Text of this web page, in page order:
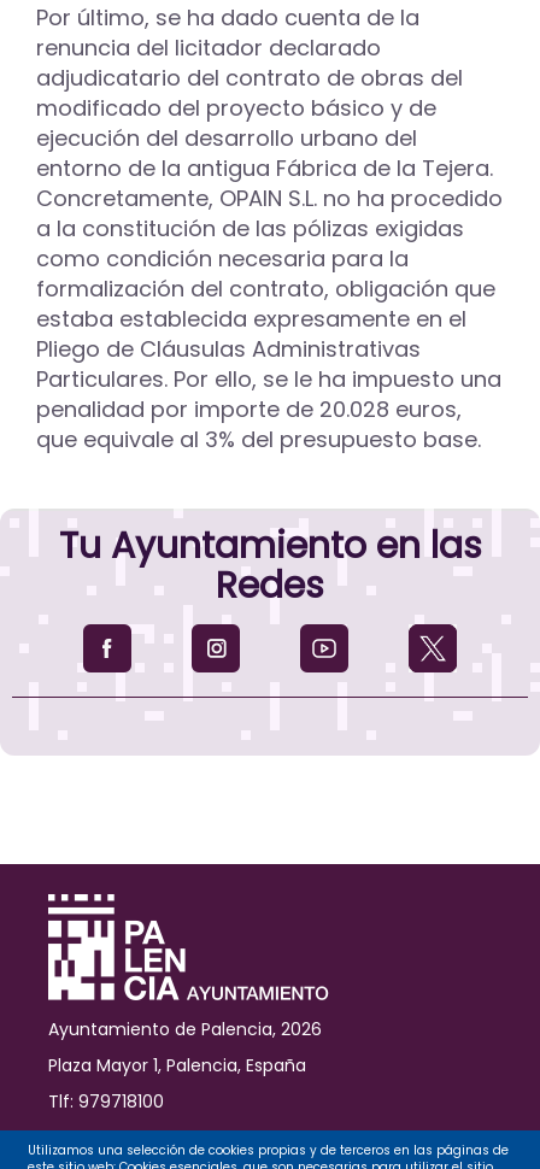
Por último, se ha dado cuenta de la
renuncia del licitador declarado
adjudicatario del contrato de obras del
modificado del proyecto básico y de
ejecución del desarrollo urbano del
entorno de la antigua Fábrica de la Tejera.
Concretamente, OPAIN S.L. no ha procedido
a la constitución de las pólizas exigidas
como condición necesaria para la
formalización del contrato, obligación que
estaba establecida expresamente en el
Pliego de Cláusulas Administrativas
Particulares. Por ello, se le ha impuesto una
penalidad por importe de 20.028 euros,
que equivale al 3% del presupuesto base.
Tu Ayuntamiento en las
Redes
Ayuntamiento de Palencia, 2026
Plaza Mayor 1, Palencia, España
Tlf: 979718100
Contacto
Utilizamos una selección de cookies propias y de terceros en las páginas de